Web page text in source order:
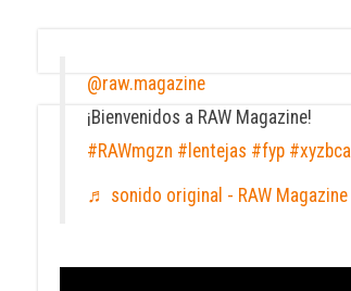
@raw.magazine
¡Bienvenidos a RAW Magazine!
#RAWmgzn #lentejas #fyp #xyzbca
♬ sonido original - RAW Magazine